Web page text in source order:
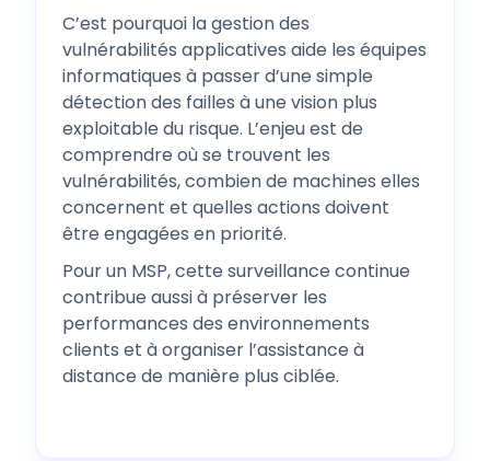
C’est pourquoi la gestion des
vulnérabilités applicatives aide les équipes
informatiques à passer d’une simple
détection des failles à une vision plus
exploitable du risque. L’enjeu est de
comprendre où se trouvent les
vulnérabilités, combien de machines elles
concernent et quelles actions doivent
être engagées en priorité.
Pour un MSP, cette surveillance continue
contribue aussi à préserver les
performances des environnements
clients et à organiser l’assistance à
distance de manière plus ciblée.